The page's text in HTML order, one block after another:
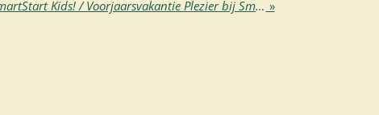
Spring Break Fun at SmartStart Kids! / Voorjaarsvakantie Plezier bij SmartStart Kids! »